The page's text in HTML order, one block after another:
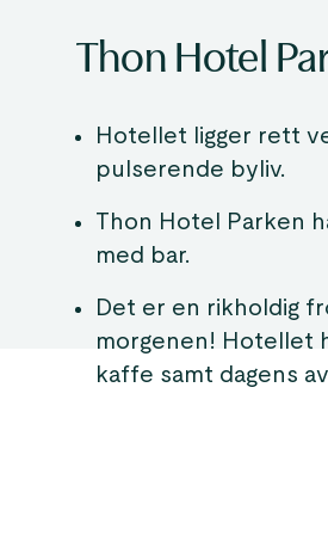
Thon Hotel
Hotellet ligger rett
pulserende byliv.
Thon Hotel Parken
med bar.
Det er en rikholdig
morgenen! Hotellet
kaffe samt dagens